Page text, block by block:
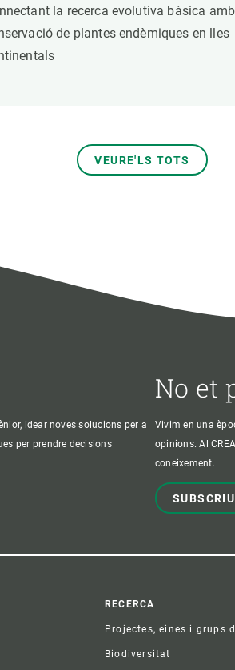
la recerca evolutiva bàsica
de plantes endèmiques en lles
VEURE'LS TOTS
idear noves solucions per a
per prendre decisions
No et
Vivim en una
opinions. Al
coneixement.
RECERCA
Projectes, eines i grups
Biodiversitat